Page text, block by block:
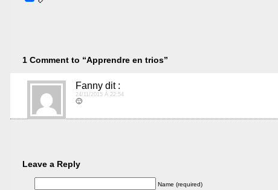
1 Comment to “Apprendre en trios”
Fanny dit :
24/11/2015 À 22:54
🙂
Leave a Reply
Name (required)